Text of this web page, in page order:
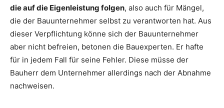
die auf die Eigenleistung folgen, also auch für Mängel,
die der Bauunternehmer selbst zu verantworten hat. Aus
dieser Verpflichtung könne sich der Bauunternehmer
aber nicht befreien, betonen die Bauexperten. Er hafte
für in jedem Fall für seine Fehler. Diese müsse der
Bauherr dem Unternehmer allerdings nach der Abnahme
nachweisen.